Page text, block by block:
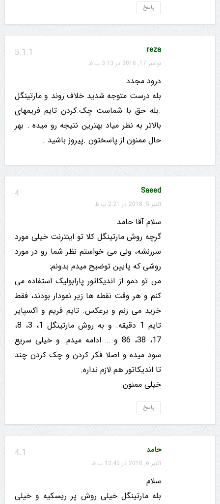
پاسخ
5.1.1 reza
نوامبر 17, 2018 در 3:13 ب.ظ
درود مجدد
بله درست متوجه شدید خلاف روند و مارتینگل
.بله حق با شماست چک.کردن تایم فریمهای
بالاتر به نظر میاد بهترین نتیجه رو میده . بهر
حال ممنون از پاسختون .پیروز باشید .
4 Saeed
اکتبر 5, 2018 در 2:21 ب.ظ
سلام آقا حامد
گرچه روش مارتینگل کلا تو اینترنت خیلی مورد
سرزنشه، ولی می خواستم نظر شما رو در مورد
روشی که پایین توضیح میدم بدونم:
من تو دمو از اندیکاتور پارابولیک استفاده می
کنم و هر وقت نقطه ها زیر نمودار بودند، فقط
خرید می زنم و برعکس. تایم فریم و اکسپایر
تایم 1 دقیقه. و به روش مارتینگل 1، 3، 8،
17، 38، 86 و … ادامه میدم. و خیلی سریع
سود میده و اصلا فکر کردن و چک کردن چند
تا اندیکاتور هم لازم نداره.
خیلی ممنون
پاسخ
4.1 حامد
اکتبر 6, 2018 در 12:43 ب.ظ
سلام
بله مارتینگل خیلی روش پر ریسکیه و خیلی